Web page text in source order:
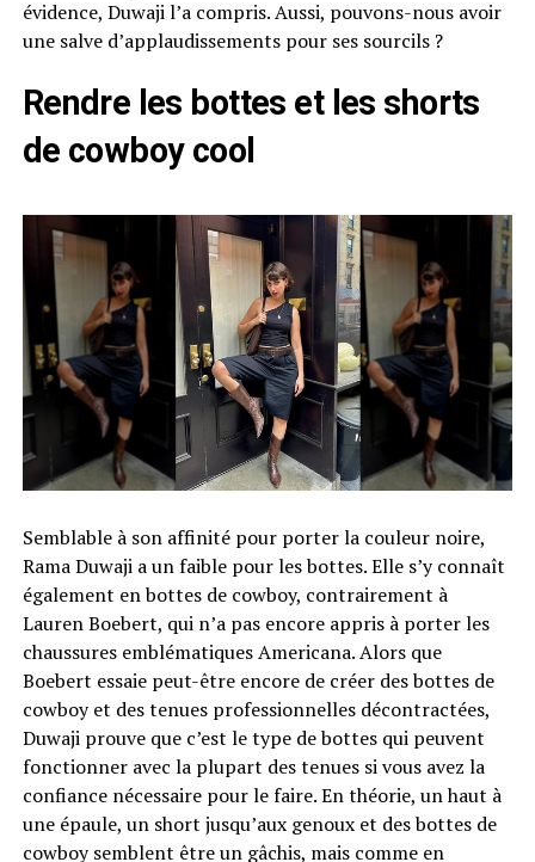
évidence, Duwaji l’a compris. Aussi, pouvons-nous avoir
une salve d’applaudissements pour ses sourcils ?
Rendre les bottes et les shorts
de cowboy cool
Semblable à son affinité pour porter la couleur noire,
Rama Duwaji a un faible pour les bottes. Elle s’y connaît
également en bottes de cowboy, contrairement à
Lauren Boebert, qui n’a pas encore appris à porter les
chaussures emblématiques Americana. Alors que
Boebert essaie peut-être encore de créer des bottes de
cowboy et des tenues professionnelles décontractées,
Duwaji prouve que c’est le type de bottes qui peuvent
fonctionner avec la plupart des tenues si vous avez la
confiance nécessaire pour le faire. En théorie, un haut à
une épaule, un short jusqu’aux genoux et des bottes de
cowboy semblent être un gâchis, mais comme en